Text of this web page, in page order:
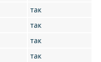
так
так
так
так